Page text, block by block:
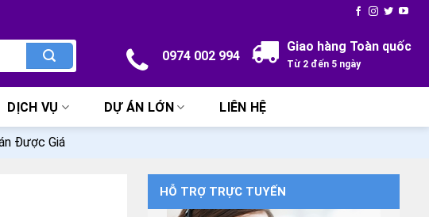
0974 002 994
Giao hàng Toàn quốc
Từ 2 đến 5 ngày
DỊCH VỤ DỰ ÁN LỚN LIÊN HỆ
Được Giá
HỖ TRỢ TRỰC TUYẾN